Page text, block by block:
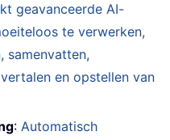
geavanceerde AI-
te verwerken,
samenvatten,
en opstellen van
:Automatisch